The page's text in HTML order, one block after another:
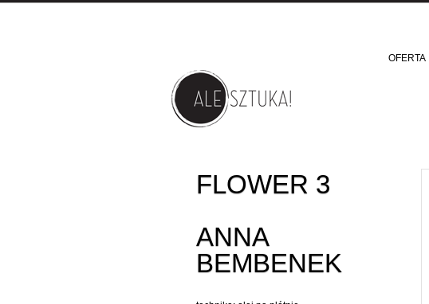
OFERTA
FLOWER 3
ANNA
BEMBENEK